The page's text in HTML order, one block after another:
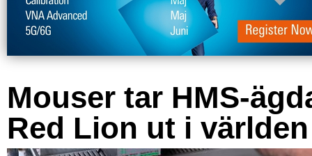
Mouser tar HMS-
Red Lion ut i världen